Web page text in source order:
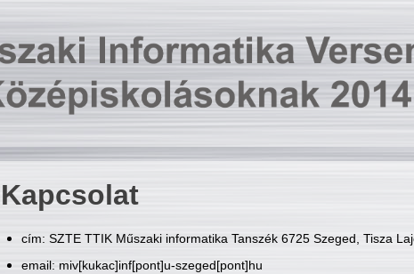
Kapcsolat
cím: SZTE TTIK Műszaki informatika Tanszék 6725 Szeged, Tisza
email: miv[kukac]inf[pont]u-szeged[pont]hu